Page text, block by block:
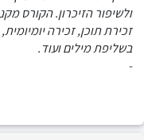
ולשיפור הזיכרון. הקורס
זכירת תוכן, זכירה
בשליפת מילים ועוד.
-